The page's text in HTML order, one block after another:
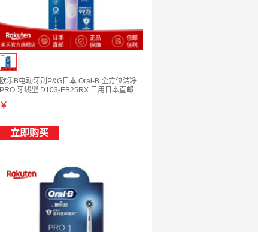
欧乐B电动牙刷P&G日本 Oral-B 全方位洁净
PRO 牙线型 D103-EB25RX 日用日本直邮
￥
立即购买